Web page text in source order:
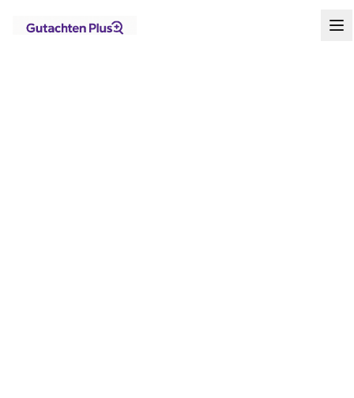
Startseite
Standorte Nordrhein-Westfalen